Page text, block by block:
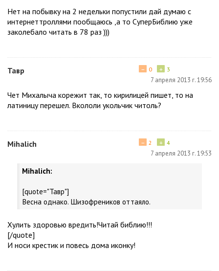
Нет на побывку на 2 недельки попустили дай думаю с
интернеттроллями пообщаюсь ,а то СуперБиблию уже
заколебало читать в 78 раз )))
Тавр + 3
− 0
7 апреля 2013 г. 19:56
Чет Михалыча корежит так, то кирилицей пишет, то на
латиницу перешел. Вкололи укольчик читоль?
Mihalich + 4
− 2
7 апреля 2013 г. 19:53
Mihalich:
[quote="Тавр"]
Весна однако. Шизофреников оттаяло.
Xулить здоровью вредить!Читай библию!!!
[/quote]
И носи крестик и повесь дома иконку!